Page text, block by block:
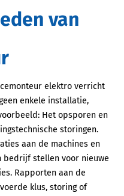
elektro verricht
enkele installatie,
Het opsporen en
storingen.
aan de machines en
bedrijf stellen voor nieuwe
Rapporten aan de
klus, storing of